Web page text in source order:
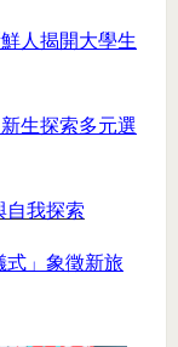
人揭開大學生
生探索多元選
自我探索
式」象徵新旅